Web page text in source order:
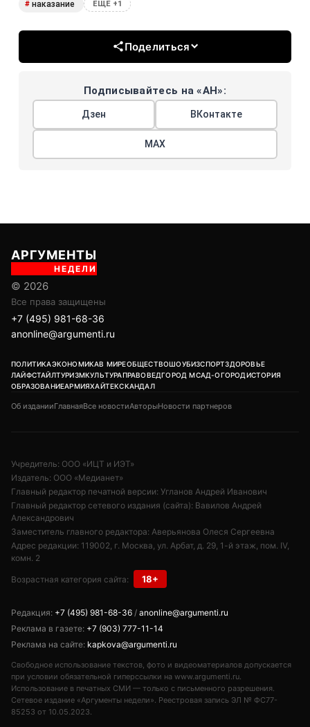
# наказание ЕЩЕ +1
Поделиться
Подписывайтесь на «АН»:
Дзен ВКонтакте
МАХ
АРГУМЕНТЫ
НЕДЕЛИ
© 2026
Все права защищены
+7 (495) 981-68-36
anonline@argumenti.ru
ПОЛИТИКАЭКОНОМИКАВ МИРЕОБЩЕСТВОШОУБИЗСПОРТЗДОРОВЬЕ
ЛАЙФСТАЙЛТУРИЗМКУЛЬТУРАПРАВОВЕДГОРОД МСАД-ОГОРОДИСТОРИЯ
ОБРАЗОВАНИЕАРМИЯХАЙТЕКСКАНДАЛ
Об изданииГлавнаяВсе новостиАвторыНовости партнеров
Учредитель: ООО «ИЦТ и ИЭТ»
Издатель: ООО «Медианет»
Главный редактор печатной версии: Угланов Андрей Иванович
Главный редактор сетевого издания (сайта): Вавилов Андрей
Александрович
Заместитель главного редактора: Аверьянова Олеся Сергеевна
Адрес редакции: 119002, г. Москва, ул. Арбат, д. 29, 1-й этаж, пом. IV,
комн. 2
Возрастная категория сайта: 18+
Редакция: +7 (495) 981-68-36 / anonline@argumenti.ru
Реклама в газете: +7 (903) 777-11-14
Реклама на сайте: kapkova@argumenti.ru
Свободное использование текстов, фото и видеоматериалов допускается
при условии обязательной гиперссылки на www.argumenti.ru.
Использование в печатных СМИ — только с письменного разрешения.
Сетевое издание «Аргументы недели». Реестровая запись ЭЛ № ФС77-
85253 от 10.05.2023.